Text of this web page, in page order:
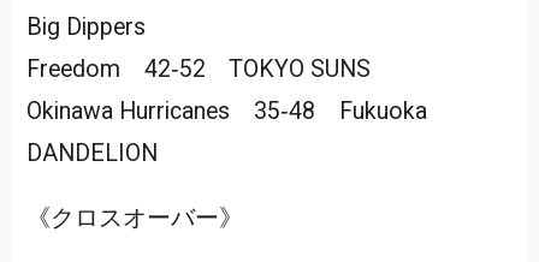
Big Dippers
Freedom 42‐52 TOKYO SUNS
Okinawa Hurricanes 35‐48 Fukuoka
DANDELION
《クロスオーバー》